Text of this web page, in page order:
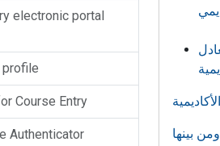
electronic portal
Course Entry
Authenticator